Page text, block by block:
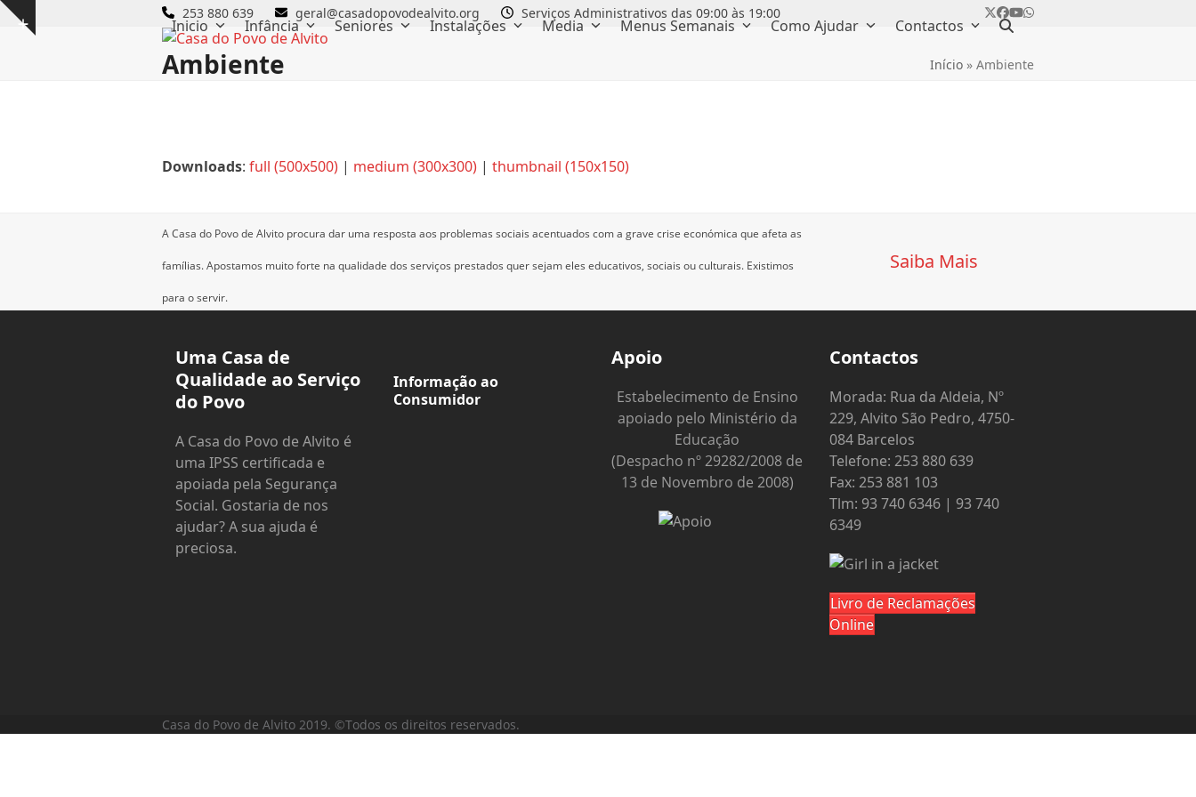
Skip
Show
253 880 639 geral@casadopovodealvito.org Serviços Administrativos das 09:00 às 19:00 Twitter
Facebook
YouTube
Whatsapp
Inicio Infância Seniores Instalações Media Menus Semanais Como Ajudar Contactos
Ambiente Início » Ambiente
Downloads: full (500x500) | medium (300x300) | thumbnail (150x150)
A Casa do Povo de Alvito procura dar uma resposta aos problemas sociais acentuados com a grave crise económica que afeta as
famílias.Apostamos muito forte na qualidade dos serviços prestados quer sejam eles educativos, sociais ou culturais. Existimos
para o servir.
Saiba Mais
Uma Casa de
Qualidade ao Serviço
do Povo
A Casa do Povo de Alvito é
uma IPSS certificada e
apoiada pela Segurança
Social. Gostaria de nos
ajudar? A sua ajuda é
preciosa.
Informação ao
Consumidor
Apoio
Estabelecimento de Ensino
apoiado pelo Ministério da
Educação
(Despacho nº 29282/2008 de
13 de Novembro de 2008)
Contactos
Morada: Rua da Aldeia, Nº
229, Alvito São Pedro, 4750-
084 Barcelos
Telefone: 253 880 639
Fax: 253 881 103
Tlm: 93 740 6346 | 93 740
6349
Livro de Reclamações
Online
Casa do Povo de Alvito 2019. ©Todos os direitos reservados.